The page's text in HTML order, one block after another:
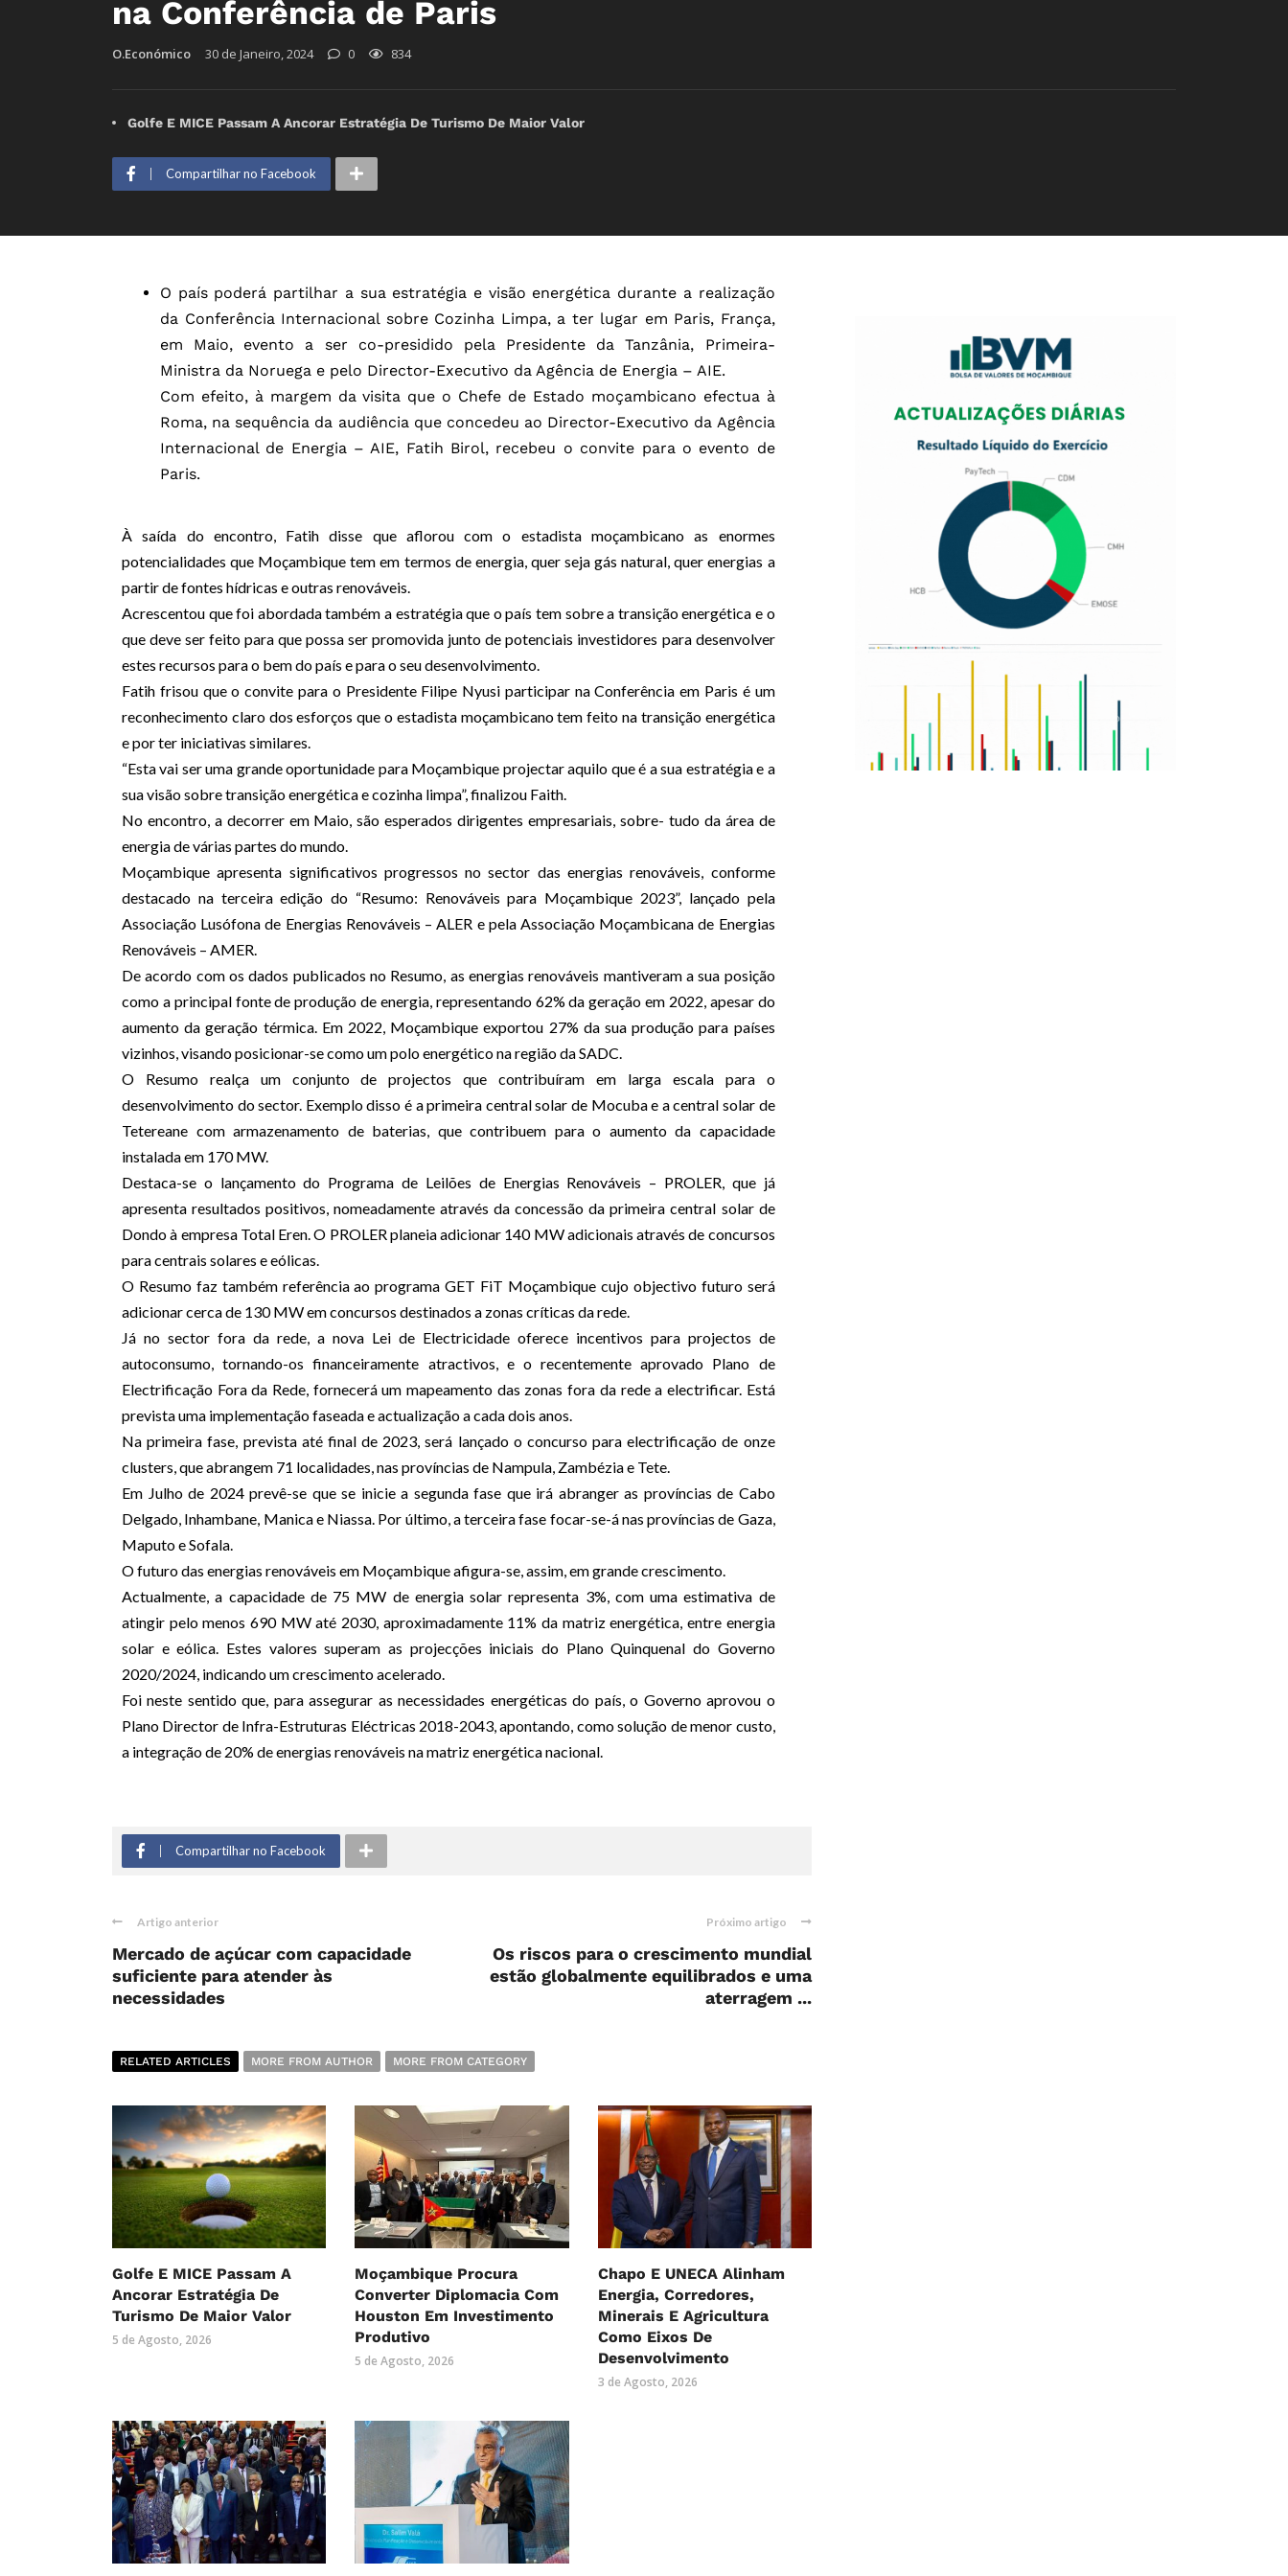
na Conferência de Paris
O.Económico 30 de Janeiro, 2024 0 834
Golfe E MICE Passam A Ancorar Estratégia De Turismo De Maior Valor
Compartilhar no Facebook
O país poderá partilhar a sua estratégia e visão energética durante a realização
da Conferência Internacional sobre Cozinha Limpa, a ter lugar em Paris, França,
em Maio, evento a ser co-presidido pela Presidente da Tanzânia, Primeira-
Ministra da Noruega e pelo Director-Executivo da Agência de Energia – AIE.
Com efeito, à margem da visita que o Chefe de Estado moçambicano efectua à
Roma, na sequência da audiência que concedeu ao Director-Executivo da Agência
Internacional de Energia – AIE, Fatih Birol, recebeu o convite para o evento de
Paris.
À saída do encontro, Fatih disse que aflorou com o estadista moçambicano as enormes
potencialidades que Moçambique tem em termos de energia, quer seja gás natural, quer energias a
partir de fontes hídricas e outras renováveis.
Acrescentou que foi abordada também a estratégia que o país tem sobre a transição energética e o
que deve ser feito para que possa ser promovida junto de potenciais investidores para desenvolver
estes recursos para o bem do país e para o seu desenvolvimento.
Fatih frisou que o convite para o Presidente Filipe Nyusi participar na Conferência em Paris é um
reconhecimento claro dos esforços que o estadista moçambicano tem feito na transição energética
e por ter iniciativas similares.
“Esta vai ser uma grande oportunidade para Moçambique projectar aquilo que é a sua estratégia e a
sua visão sobre transição energética e cozinha limpa”, finalizou Faith.
No encontro, a decorrer em Maio, são esperados dirigentes empresariais, sobre- tudo da área de
energia de várias partes do mundo.
Moçambique apresenta significativos progressos no sector das energias renováveis, conforme
destacado na terceira edição do “Resumo: Renováveis para Moçambique 2023”, lançado pela
Associação Lusófona de Energias Renováveis – ALER e pela Associação Moçambicana de Energias
Renováveis – AMER.
De acordo com os dados publicados no Resumo, as energias renováveis mantiveram a sua posição
como a principal fonte de produção de energia, representando 62% da geração em 2022, apesar do
aumento da geração térmica. Em 2022, Moçambique exportou 27% da sua produção para países
vizinhos, visando posicionar-se como um polo energético na região da SADC.
O Resumo realça um conjunto de projectos que contribuíram em larga escala para o
desenvolvimento do sector. Exemplo disso é a primeira central solar de Mocuba e a central solar de
Tetereane com armazenamento de baterias, que contribuem para o aumento da capacidade
instalada em 170 MW.
Destaca-se o lançamento do Programa de Leilões de Energias Renováveis – PROLER, que já
apresenta resultados positivos, nomeadamente através da concessão da primeira central solar de
Dondo à empresa Total Eren. O PROLER planeia adicionar 140 MW adicionais através de concursos
para centrais solares e eólicas.
O Resumo faz também referência ao programa GET FiT Moçambique cujo objectivo futuro será
adicionar cerca de 130 MW em concursos destinados a zonas críticas da rede.
Já no sector fora da rede, a nova Lei de Electricidade oferece incentivos para projectos de
autoconsumo, tornando-os financeiramente atractivos, e o recentemente aprovado Plano de
Electrificação Fora da Rede, fornecerá um mapeamento das zonas fora da rede a electrificar. Está
prevista uma implementação faseada e actualização a cada dois anos.
Na primeira fase, prevista até final de 2023, será lançado o concurso para electrificação de onze
clusters, que abrangem 71 localidades, nas províncias de Nampula, Zambézia e Tete.
Em Julho de 2024 prevê-se que se inicie a segunda fase que irá abranger as províncias de Cabo
Delgado, Inhambane, Manica e Niassa. Por último, a terceira fase focar-se-á nas províncias de Gaza,
Maputo e Sofala.
O futuro das energias renováveis em Moçambique afigura-se, assim, em grande crescimento.
Actualmente, a capacidade de 75 MW de energia solar representa 3%, com uma estimativa de
atingir pelo menos 690 MW até 2030, aproximadamente 11% da matriz energética, entre energia
solar e eólica. Estes valores superam as projecções iniciais do Plano Quinquenal do Governo
2020/2024, indicando um crescimento acelerado.
Foi neste sentido que, para assegurar as necessidades energéticas do país, o Governo aprovou o
Plano Director de Infra-Estruturas Eléctricas 2018-2043, apontando, como solução de menor custo,
a integração de 20% de energias renováveis na matriz energética nacional.
Compartilhar no Facebook
Artigo anterior
Mercado de açúcar com capacidade
suficiente para atender às
necessidades
Próximo artigo
Os riscos para o crescimento mundial
estão globalmente equilibrados e uma
aterragem ...
RELATED ARTICLES MORE FROM AUTHOR MORE FROM CATEGORY
Golfe E MICE Passam A
Ancorar Estratégia De
Turismo De Maior Valor
5 de Agosto, 2026
Moçambique Procura
Converter Diplomacia Com
Houston Em Investimento
Produtivo
5 de Agosto, 2026
Chapo E UNECA Alinham
Energia, Corredores,
Minerais E Agricultura
Como Eixos De
Desenvolvimento
3 de Agosto, 2026